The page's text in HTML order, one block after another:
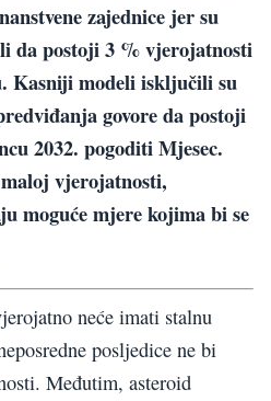
zajednice jer su
da postoji 3 % vjerojatnosti
Kasniji modeli isključili su
govore da postoji
2032. pogoditi Mjesec.
vjerojatnosti,
moguće mjere kojima bi se
neće imati stalnu
posljedice ne bi
Međutim, asteroid